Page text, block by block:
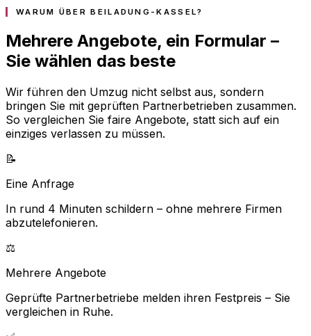
WARUM ÜBER BEILADUNG-KASSEL?
Mehrere Angebote, ein Formular –
Sie wählen das beste
Wir führen den Umzug nicht selbst aus, sondern
bringen Sie mit geprüften Partnerbetrieben zusammen.
So vergleichen Sie faire Angebote, statt sich auf ein
einziges verlassen zu müssen.
📝
Eine Anfrage
In rund 4 Minuten schildern – ohne mehrere Firmen
abzutelefonieren.
⚖️
Mehrere Angebote
Geprüfte Partnerbetriebe melden ihren Festpreis – Sie
vergleichen in Ruhe.